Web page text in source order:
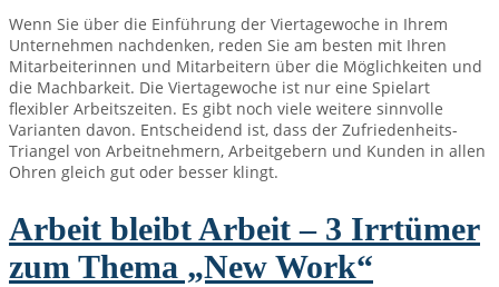
Wenn Sie über die Einführung der Viertagewoche in Ihrem
Unternehmen nachdenken, reden Sie am besten mit Ihren
Mitarbeiterinnen und Mitarbeitern über die Möglichkeiten und
die Machbarkeit. Die Viertagewoche ist nur eine Spielart
flexibler Arbeitszeiten. Es gibt noch viele weitere sinnvolle
Varianten davon. Entscheidend ist, dass der Zufriedenheits-
Triangel von Arbeitnehmern, Arbeitgebern und Kunden in allen
Ohren gleich gut oder besser klingt.
Arbeit bleibt Arbeit – 3 Irrtümer
zum Thema „New Work“